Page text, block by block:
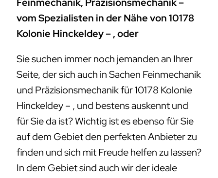
Feinmechanik, Präzisionsmechanik –
vom Spezialisten in der Nähe von 10178
Kolonie Hinckeldey – , oder
Sie suchen immer noch jemanden an Ihrer
Seite, der sich auch in Sachen Feinmechanik
und Präzisionsmechanik für 10178 Kolonie
Hinckeldey – , und bestens auskennt und
für Sie da ist? Wichtig ist es ebenso für Sie
auf dem Gebiet den perfekten Anbieter zu
finden und sich mit Freude helfen zu lassen?
In dem Gebiet sind auch wir der ideale